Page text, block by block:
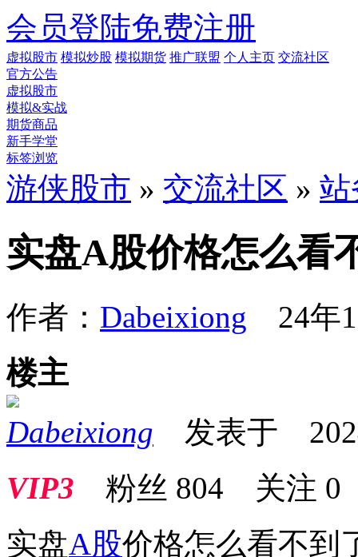
会员登陆免费注册
虚拟股市 模拟炒股 模拟期货 推广联盟 个人主页 交流社区
官方公告
虚拟股市
模拟&实战
期货商品
新手学堂
标签浏览
游侠股市 » 交流社区 » 站
实盘A股价格怎么看
作者： Dabeixiong 24年
楼主
Dabeixiong 发表于
VIP3 粉丝 804 关注 0
实盘A股价格怎么看